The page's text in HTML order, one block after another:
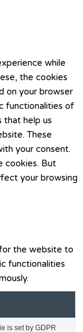
while
the cookies
on your browser
functionalities of
that help us
These
your consent.
cookies. But
your browsing
the website to
functionalities
is set by GDPR